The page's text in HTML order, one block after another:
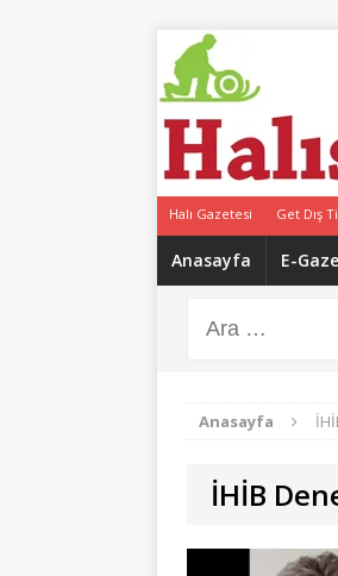
Halı Gazetesi Get Dış
Anasayfa
E-
Anasayfa
İHİB